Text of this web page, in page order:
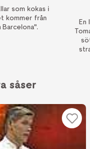
som kokas i
kommer från
En
såser